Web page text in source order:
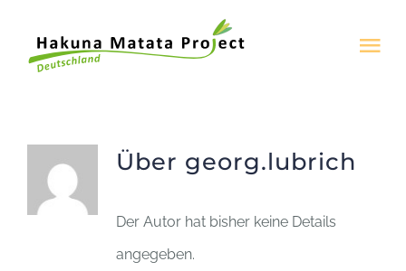
Wir sind
Programme
Über georg.lubrich
Der Autor hat bisher keine Details
angegeben.